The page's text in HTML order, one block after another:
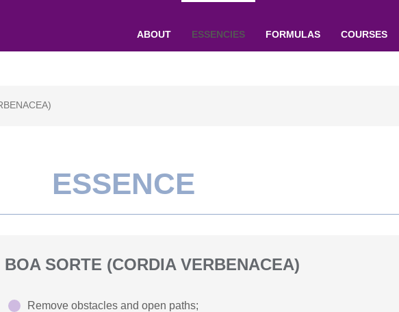
ABOUT ESSENCIES FORMULAS COURSES
ESSENCE
BOA SORTE (CORDIA VERBENACEA)
Remove obstacles and open paths;